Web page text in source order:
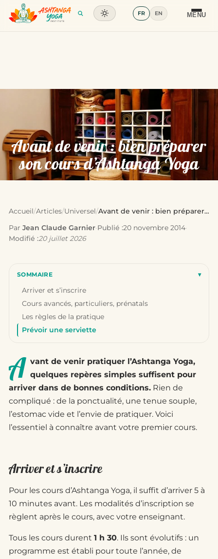
MENU
Formation
Contact
FR EN
Avant de venir : bien préparer
son cours d’Ashtanga Yoga
Accueil/Articles/Universel/Avant de venir : bien préparer…
Par Jean Claude Garnier·Publié :20 novembre 2014·
Modifié :20 juillet 2026
SOMMAIRE ▾
Arriver et s’inscrire
Cours avancés, particuliers, prénatals
Les règles de la pratique
Prévoir une serviette
A vant de venir pratiquer l’Ashtanga Yoga,
quelques repères simples suffisent pour
arriver dans de bonnes conditions. Rien de
compliqué : de la ponctualité, une tenue souple,
l’estomac vide et l’envie de pratiquer. Voici
l’essentiel à connaître avant votre premier cours.
Arriver et s’inscrire
Pour les cours d’Ashtanga Yoga, il suffit d’arriver 5 à
10 minutes avant. Les modalités d’inscription se
règlent après le cours, avec votre enseignant.
Tous les cours durent 1 h 30. Ils sont évolutifs : un
programme est établi pour toute l’année, de